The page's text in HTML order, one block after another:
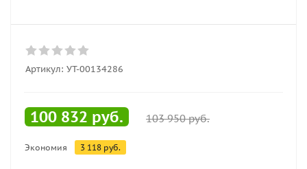
Артикул: УТ-00134286
100 832 руб. 103 950руб.
Экономия 3 118 руб.